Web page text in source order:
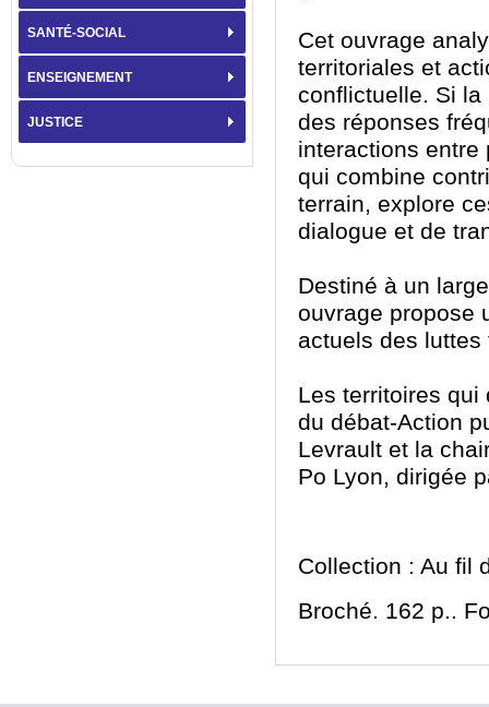
Cet ouvrage
territoriales et
conflictuelle. Si la
des réponses
interactions entre
qui combine
terrain, explore
dialogue et de
Destiné à un
ouvrage propose
actuels des luttes
Les territoires qui
du débat-Action
Levrault et la
Po Lyon, dirigée
Collection : Au fil
Broché. 162 p..
SANTÉ-SOCIAL
ENSEIGNEMENT
JUSTICE